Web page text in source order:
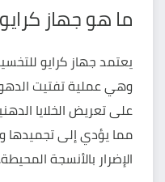
ما هو جهاز
يعتمدجهاز كرايو
وهي عملية تفتيت
على تعريض الخلايا
مما يؤدي إلى تجميدها
الإضرار بالأنسجة المحيطة.